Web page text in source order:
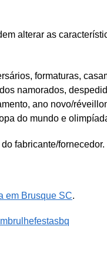
alterar as
formaturas,
namorados,
ano novo/
do mundo e
fabricante/fornecedor.
em Brusque SC.